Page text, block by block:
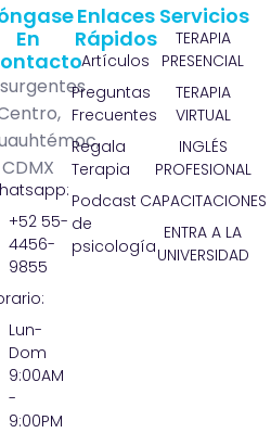
Servicios
TERAPIA
PRESENCIAL
TERAPIA
VIRTUAL
INGLÉS
PROFESIONAL
CAPACITACIONES
ENTRA A LA
UNIVERSIDAD
Enlaces
Rápidos
Artículos
Preguntas
Frecuentes
Regala
Terapia
Podcast
de
psicología
En
CDMX
+52 55-
4456-
9855
Lun-
Dom
9:00AM
-
9:00PM